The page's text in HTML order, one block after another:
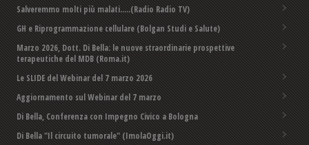
Salveremmo molti più malati.....(Radio Radio TV)
GH e Riprogrammazione cellulare (Bolgan Studi e Salute)
Marzo 2026, Dott. Di Bella: le nuove straordinarie prospettive
terapeutiche del MDB (Roma.it)
Le SLIDE del Webinar del 7 marzo 2026
Aggiornamento sul Webinar del 7 marzo
Di Bella, Conferenza con Impegno Civico a Bologna
Di Bella "Il circuito tumorale" (ImolaOggi.it)